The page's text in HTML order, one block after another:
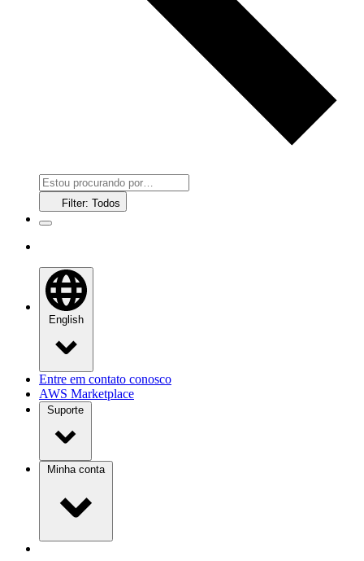
Filter: Todos
English
Entre em contato conosco
AWS Marketplace
Suporte
Minha conta